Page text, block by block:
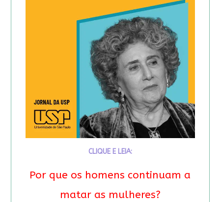
CLIQUE E LEIA:
Por que os homens continuam a
matar as mulheres?